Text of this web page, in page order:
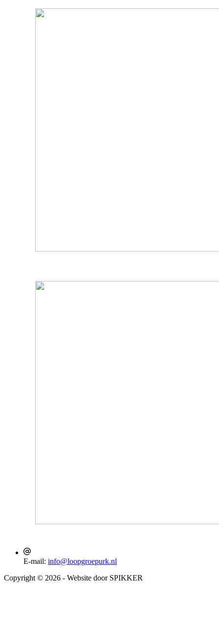
E-mail: info@loopgroepurk.nl
Copyright © 2026 - Website door SPIKKER